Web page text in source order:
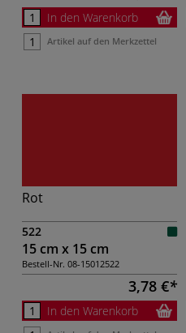
In den Warenkorb
Artikel auf den Merkzettel
Rot
522
15 cm x 15 cm
Bestell-Nr. 08-15012522
3,78 €
In den Warenkorb